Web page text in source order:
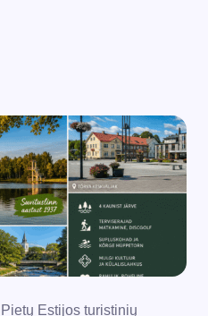
Estijos turistinių